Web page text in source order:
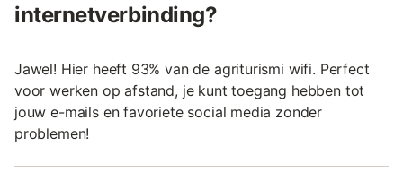
internetverbinding?
Jawel! Hier heeft 93% van de agriturismi wifi. Perfect
voor werken op afstand, je kunt toegang hebben tot
jouw e-mails en favoriete social media zonder
problemen!